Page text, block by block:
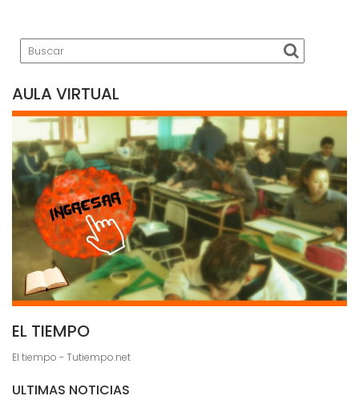
AULA VIRTUAL
EL TIEMPO
El tiempo - Tutiempo.net
ULTIMAS NOTICIAS